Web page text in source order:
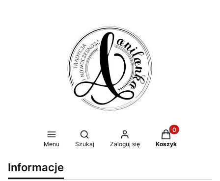
Menu
Otwórz wyszukiwarkę
Szukaj Zaloguj się
Produkty w
Koszyk
Informacje